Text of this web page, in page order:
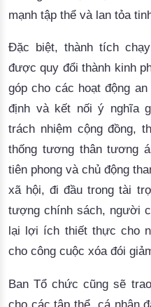
mạnh tập thể và lan tỏa
Đặc biệt, thành tích
được quy đổi thành kinh
góp cho các hoạt động
định và kết nối ý nghĩa
trách nhiệm cộng đồng,
thống tương thân tương
tiên phong và chủ động
xã hội, đi đầu trong tài
tượng chính sách, người
lại lợi ích thiết thực cho
cho công cuộc xóa đói
Ban Tổ chức cũng sẽ
cho các tập thể, cá nhân